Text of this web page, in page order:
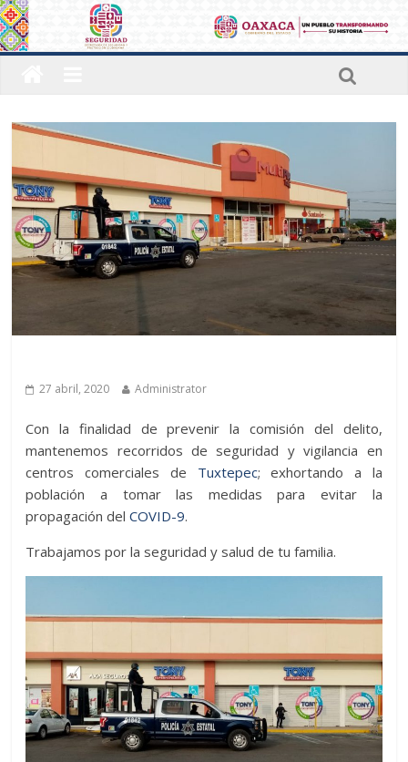
27 abril, 2020
Administrator
Con la finalidad de prevenir la comisión del delito,
mantenemos recorridos de seguridad y vigilancia en
centros comerciales de Tuxtepec; exhortando a la
población a tomar las medidas para evitar la
propagación delCOVID-9.
Trabajamos por la seguridad y salud de tu familia.